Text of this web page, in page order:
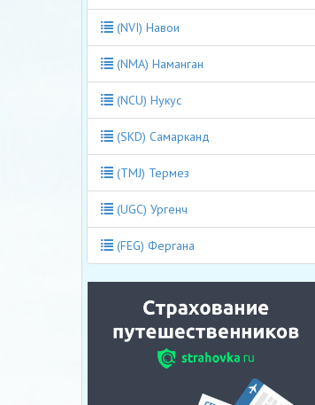
(NVI) Навои
(NMA) Наманган
(NCU) Нукус
(SKD) Самарканд
(TMJ) Термез
(UGC) Ургенч
(FEG) Фергана